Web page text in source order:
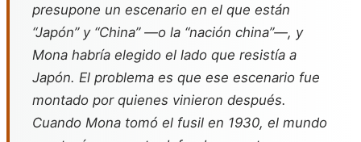
presupone un escenario en el que están
“Japón” y “China” —o la “nación china”—, y
Mona habría elegido el lado que resistía a
Japón. El problema es que ese escenario fue
montado por quienes vinieron después.
Cuando Mona tomó el fusil en 1930, el mundo